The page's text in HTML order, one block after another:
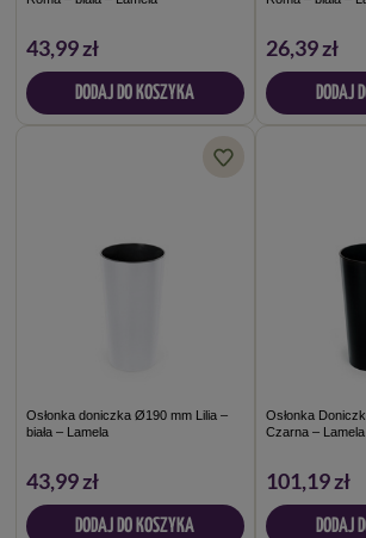
43,99 zł
DODAJ DO KOSZYKA
26,39 zł
DODAJ
Osłonka doniczka Ø190 mm Lilia –
biała – Lamela
43,99 zł
DODAJ DO KOSZYKA
Osłonka
Czarna – Lamela
101,19 zł
DODAJ